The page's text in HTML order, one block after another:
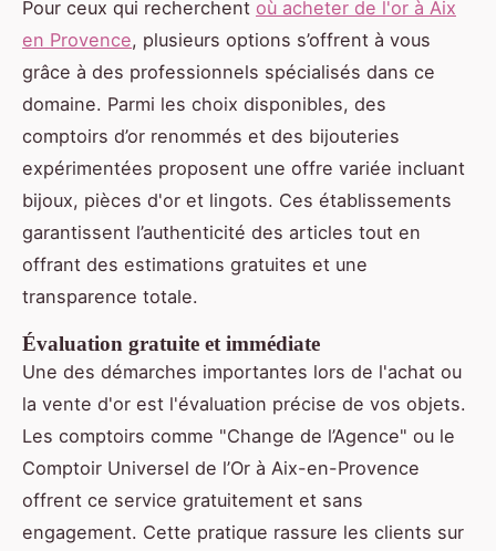
Pour ceux qui recherchent où acheter de l'or à Aix
en Provence, plusieurs options s’offrent à vous
grâce à des professionnels spécialisés dans ce
domaine. Parmi les choix disponibles, des
comptoirs d’or renommés et des bijouteries
expérimentées proposent une offre variée incluant
bijoux, pièces d'or et lingots. Ces établissements
garantissent l’authenticité des articles tout en
offrant des estimations gratuites et une
transparence totale.
Évaluation gratuite et immédiate
Une des démarches importantes lors de l'achat ou
la vente d'or est l'évaluation précise de vos objets.
Les comptoirs comme "Change de l’Agence" ou le
Comptoir Universel de l’Or à Aix-en-Provence
offrent ce service gratuitement et sans
engagement. Cette pratique rassure les clients sur